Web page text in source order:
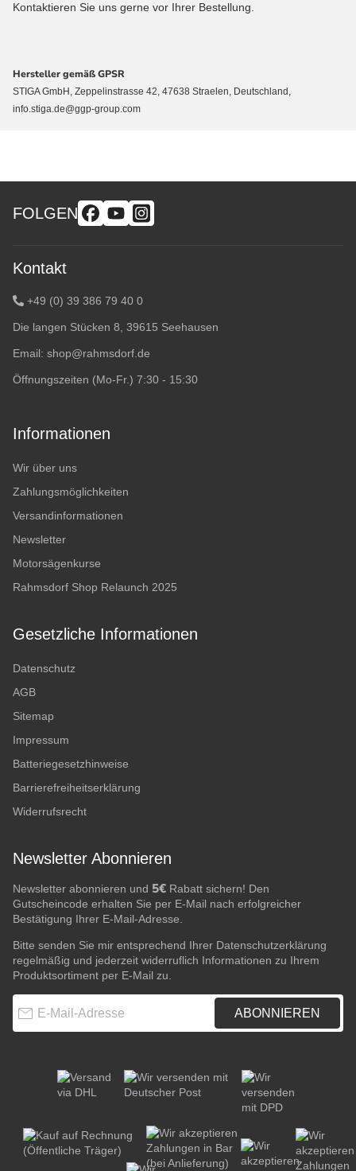
Kontaktieren Sie uns gerne vor Ihrer Bestellung.
Hersteller gemäß GPSR
STIGA GmbH, Zeppelinstrasse 42, 47638 Straelen, Deutschland,
info.stiga.de@ggp-group.com
FOLGEN
Kontakt
+49 (0) 39 386 79 40 0
Die langen Stücken 8, 39615 Seehausen
Email: shop@rahmsdorf.de
Öffnungszeiten (Mo-Fr.) 7:30 - 15:30
Informationen
Wir über uns
Zahlungsmöglichkeiten
Versandinformationen
Newsletter
Motorsägenkurse
Rahmsdorf Shop Relaunch 2025
Gesetzliche Informationen
Datenschutz
AGB
Sitemap
Impressum
Batteriegesetzhinweise
Barrierefreiheitserklärung
Widerrufsrecht
Newsletter Abonnieren
Newsletter abonnieren und 5€ Rabatt sichern! Den
Gutscheincode erhalten Sie per E-Mail nach erfolgreicher
Bestätigung Ihrer E-Mail-Adresse.
Bitte senden Sie mir entsprechend Ihrer Datenschutzerklärung
regelmäßig und jederzeit widerruflich Informationen zu Ihrem
Produktsortiment per E-Mail zu.
ABONNIEREN